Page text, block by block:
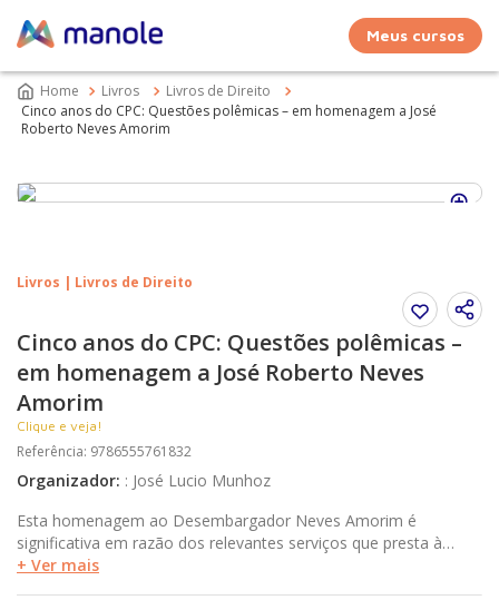
Meus cursos
Livros
Livros de Direito
Cinco anos do CPC: Questões polêmicas – em homenagem a José
Roberto Neves Amorim
Livros | Livros de Direito
Cinco anos do CPC: Questões polêmicas –
em homenagem a José Roberto Neves
Amorim
Clique e veja!
Referência: 9786555761832
Organizador: : José Lucio Munhoz
Esta homenagem ao Desembargador Neves Amorim é
significativa em razão dos relevantes serviços que presta à
nação nas áreas educacional e jurisdicional, sendo que a
+ Ver mais